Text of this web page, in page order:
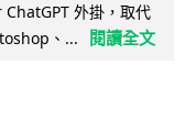
外掛，取代
、...
閱讀全文